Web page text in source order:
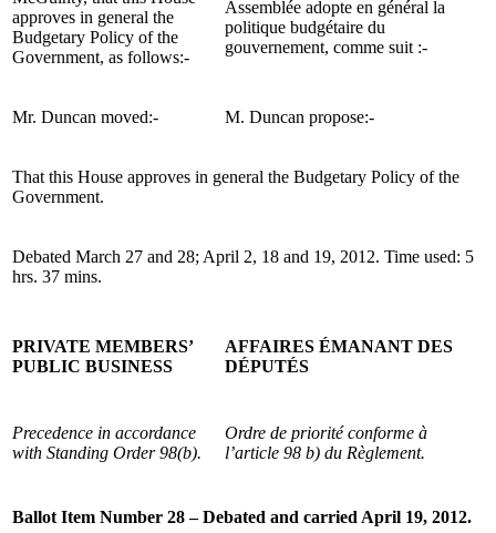
approves in general the
Budgetary Policy of the
Government, as follows:-
Assemblée adopte en général la
politique budgétaire du
gouvernement, comme suit :-
Mr. Duncan moved:- M. Duncan propose:-
That this House approves in general the Budgetary Policy of the
Government.
Debated March 27 and 28; April 2, 18 and 19, 2012. Time used: 5
hrs. 37 mins.
PRIVATE MEMBERS’
PUBLIC BUSINESS
AFFAIRES ÉMANANT DES
DÉPUTÉS
Precedence in accordance
with Standing Order 98(b).
Ordre de priorité conforme à
l’article 98 b) du Règlement.
Ballot Item Number 28 – Debated and carried April 19, 2012.